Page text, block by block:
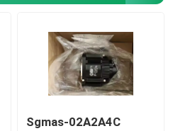
Sgmas-02A2A4C